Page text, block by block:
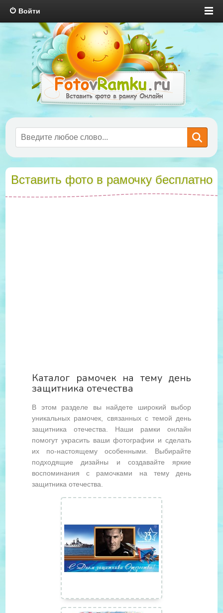
Войти
Вставить фото в рамочку бесплатно
Каталог рамочек на тему день
защитника отечества
В этом разделе вы найдете широкий выбор
уникальных рамочек, связанных с темой день
защитника отечества. Наши рамки онлайн
помогут украсить ваши фотографии и сделать
их по-настоящему особенными. Выбирайте
подходящие дизайны и создавайте яркие
воспоминания с рамочками на тему день
защитника отечества.